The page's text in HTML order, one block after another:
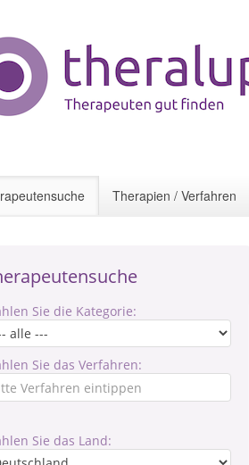
Therapien / Verfahren
Sie die Kategorie:
Sie das Verfahren:
Sie das Land: